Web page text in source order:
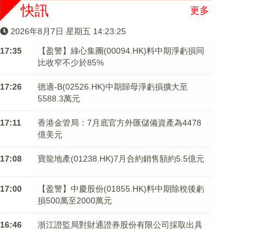
更多
快訊
2026年8月7日 星期五 14:23:25
17:35
【盈警】綠心集團(00094.HK)料中期淨虧損同
比收窄不少於85%
17:26
德適-B(02526.HK)中期歸母淨虧損擴大至
5588.3萬元
17:11
香港金管局：7月底官方外匯儲備資產為4478
億美元
17:08 寶龍地產(01238.HK)7月合約銷售額約5.5億元
17:00
【盈警】中慶股份(01855.HK)料中期除稅後虧
損500萬至2000萬元
16:46
浙江證監局對財通證券股份有限公司採取出具